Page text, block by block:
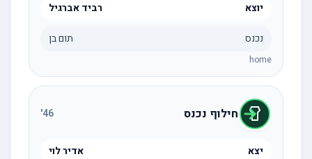
יוצא רביד אברגיל
נכנס תום בן
home
חילוף נכנס 46
'
יצא אדיר לוי